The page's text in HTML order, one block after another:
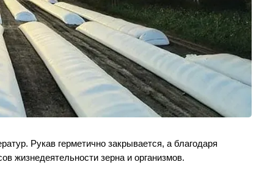
Рукав герметично закрывается, а благодаря
жизнедеятельности зерна и организмов.